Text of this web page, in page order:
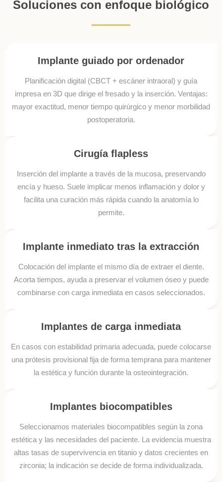
Soluciones con enfoque biológico
Implante guiado por ordenador
Planificación digital (CBCT + escáner intraoral) y guía
impresa en 3D que dirige el fresado y la inserción. Ventajas:
mayor exactitud, menor tiempo quirúrgico y menor morbilidad
postoperatoria.
Cirugía flapless
Inserción del implante a través de la mucosa, preservando
encía y hueso. Suele implicar menos inflamación y dolor y
facilita una curación más rápida cuando la anatomía lo
permite.
Implante inmediato tras la extracción
Colocación del implante el mismo día de extraer el diente.
Acorta tiempos, ayuda a preservar el volumen óseo y puede
combinarse con carga inmediata en casos seleccionados.
Implantes de carga inmediata
En casos con estabilidad primaria adecuada, puede colocarse
una prótesis provisional fija de forma temprana para mantener
la estética y función durante la osteointegración.
Implantes biocompatibles
Seleccionamos materiales biocompatibles según la zona
estética y las necesidades del paciente. La evidencia muestra
altas tasas de supervivencia en titanio y datos crecientes en
zirconia; la indicación se decide de forma individualizada.